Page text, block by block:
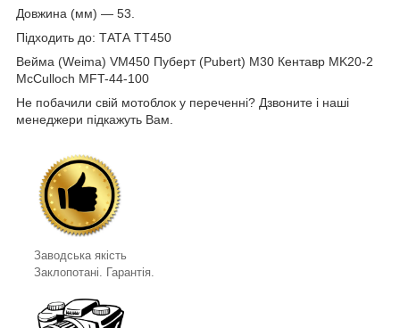
Довжина (мм) — 53.
Підходить до: ТАТА TT450
Вейма (Weima) VM450 Пуберт (Pubert) M30 Кентавр MK20-2
McCulloch MFT-44-100
Не побачили свій мотоблок у переченні? Дзвоните і наші
менеджери підкажуть Вам.
Заводська якість
Заклопотані. Гарантія.